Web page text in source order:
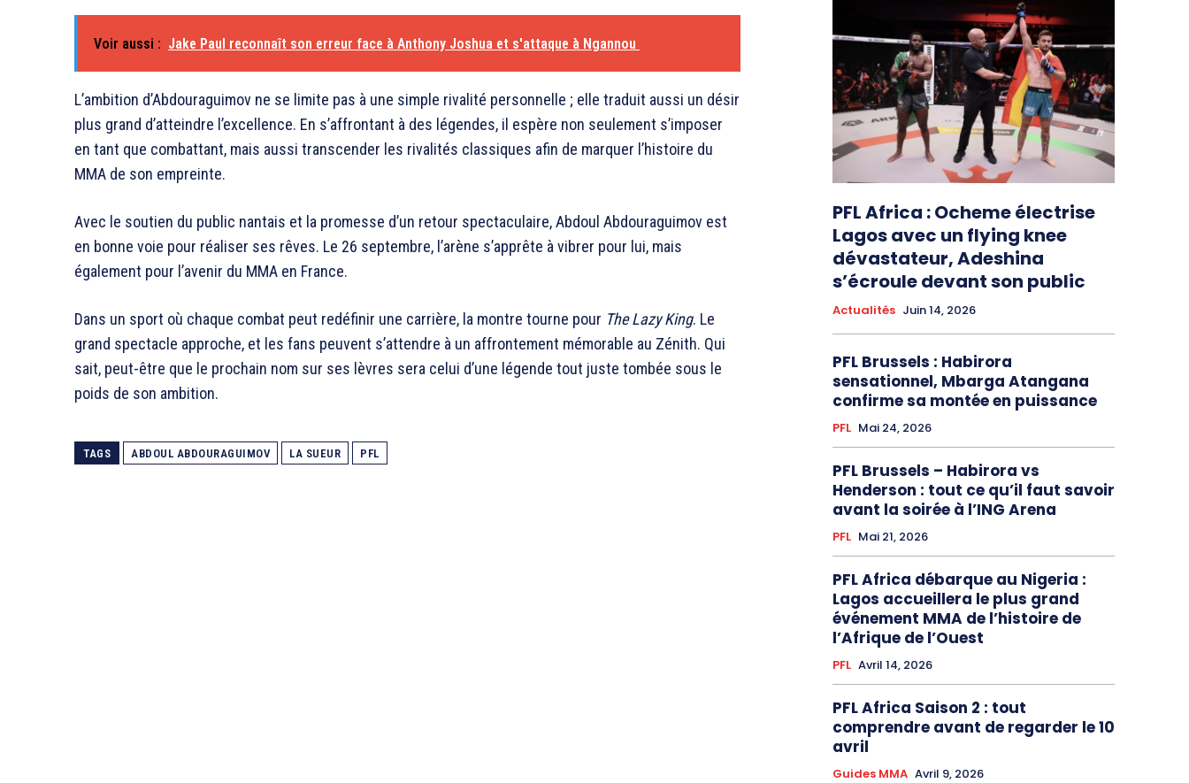
Voir aussi : Jake Paul reconnaît son erreur face à Anthony Joshua et s'attaque à Ngannou
L’ambition d’Abdouraguimov ne se limite pas à une simple rivalité personnelle ; elle traduit aussi un désir
plus grand d’atteindre l’excellence. En s’affrontant à des légendes, il espère non seulement s’imposer
en tant que combattant, mais aussi transcender les rivalités classiques afin de marquer l’histoire du
MMA de son empreinte.
Avec le soutien du public nantais et la promesse d’un retour spectaculaire, Abdoul Abdouraguimov est
en bonne voie pour réaliser ses rêves. Le 26 septembre, l’arène s’apprête à vibrer pour lui, mais
également pour l’avenir du MMA en France.
Dans un sport où chaque combat peut redéfinir une carrière, la montre tourne pour The Lazy King. Le
grand spectacle approche, et les fans peuvent s’attendre à un affrontement mémorable au Zénith. Qui
sait, peut-être que le prochain nom sur ses lèvres sera celui d’une légende tout juste tombée sous le
poids de son ambition.
TAGS ABDOUL ABDOURAGUIMOV LA SUEUR PFL
PFL Africa : Ocheme électrise
Lagos avec un flying knee
dévastateur, Adeshina
s’écroule devant son public
Actualités Juin 14, 2026
PFL Brussels : Habirora
sensationnel, Mbarga Atangana
confirme sa montée en puissance
PFL Mai 24, 2026
PFL Brussels – Habirora vs
Henderson : tout ce qu’il faut savoir
avant la soirée à l’ING Arena
PFL Mai 21, 2026
PFL Africa débarque au Nigeria :
Lagos accueillera le plus grand
événement MMA de l’histoire de
l’Afrique de l’Ouest
PFL Avril 14, 2026
PFL Africa Saison 2 : tout
comprendre avant de regarder le 10
avril
Guides MMA Avril 9, 2026